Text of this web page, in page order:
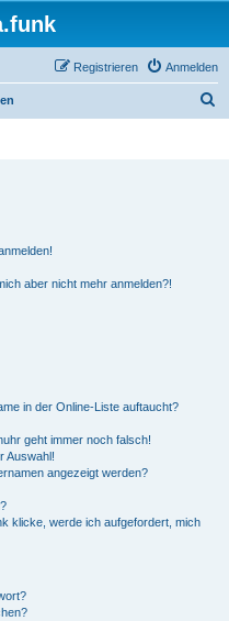
Anmelden
Registrieren
aber nicht mehr anmelden?!
in der Online-Liste auftaucht?
geht immer noch falsch!
Auswahl!
angezeigt werden?
klicke, werde ich aufgefordert, mich